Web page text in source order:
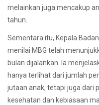
melainkan juga mencakup
tahun.
Sementara itu, Kepala
menilai MBG telah
bulan dijalankan. Ia
hanya terlihat dari jumlah
jutaan anak, tetapi juga dari
kesehatan dan kebiasaan